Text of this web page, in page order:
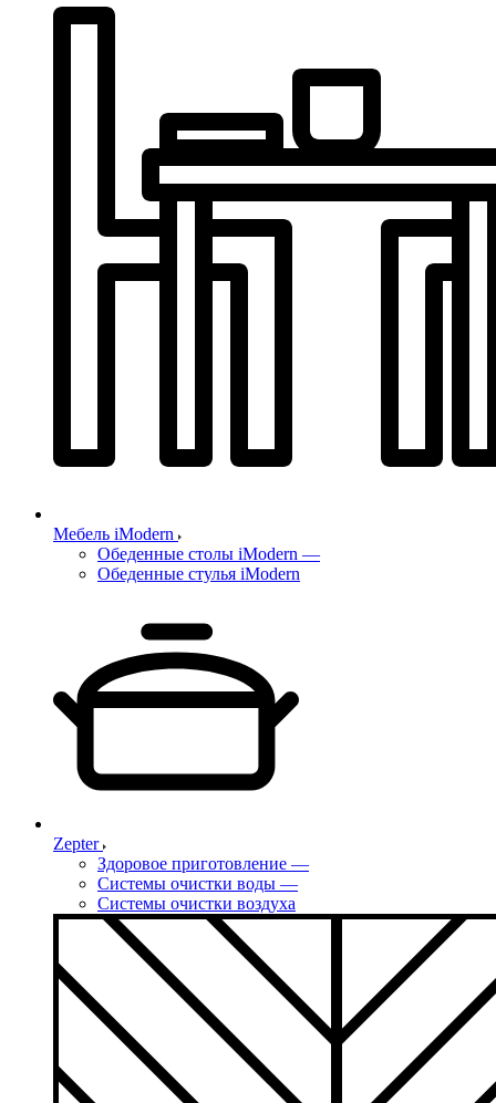
Мебель iModern
Обеденные столы iModern —
Обеденные стулья iModern
Zepter
Здоровое приготовление —
Системы очистки воды —
Системы очистки воздуха